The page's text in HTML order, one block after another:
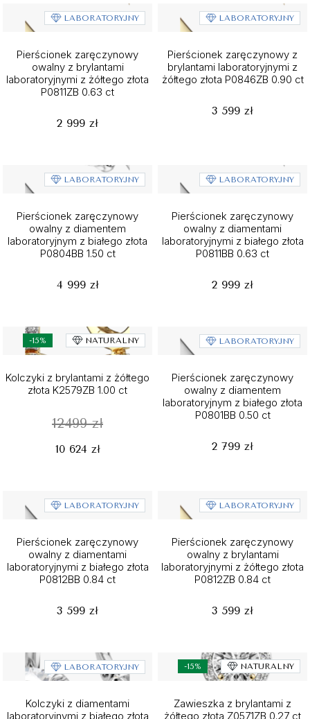
LABORATORYJNY
Pierścionek zaręczynowy
owalny z brylantami
laboratoryjnymi z żółtego złota
P0811ZB 0.63 ct
2 999 zł
LABORATORYJNY
Pierścionek zaręczynowy z
brylantami laboratoryjnymi z
żółtego złota P0846ZB 0.90 ct
3 599 zł
LABORATORYJNY
Pierścionek zaręczynowy
owalny z diamentem
laboratoryjnym z białego złota
P0804BB 1.50 ct
4 999 zł
LABORATORYJNY
Pierścionek zaręczynowy
owalny z diamentami
laboratoryjnymi z białego złota
P0811BB 0.63 ct
2 999 zł
-15% NATURALNY
Kolczyki z brylantami z żółtego
złota K2579ZB 1.00 ct
12499 zł
10 624 zł
LABORATORYJNY
Pierścionek zaręczynowy
owalny z diamentem
laboratoryjnym z białego złota
P0801BB 0.50 ct
2 799 zł
LABORATORYJNY
Pierścionek zaręczynowy
owalny z diamentami
laboratoryjnymi z białego złota
P0812BB 0.84 ct
3 599 zł
LABORATORYJNY
Pierścionek zaręczynowy
owalny z brylantami
laboratoryjnymi z żółtego złota
P0812ZB 0.84 ct
3 599 zł
LABORATORYJNY
Kolczyki z diamentami
laboratoryjnymi z białego złota
-15% NATURALNY
Zawieszka z brylantami z
żółtego złota Z0571ZB 0.27 ct